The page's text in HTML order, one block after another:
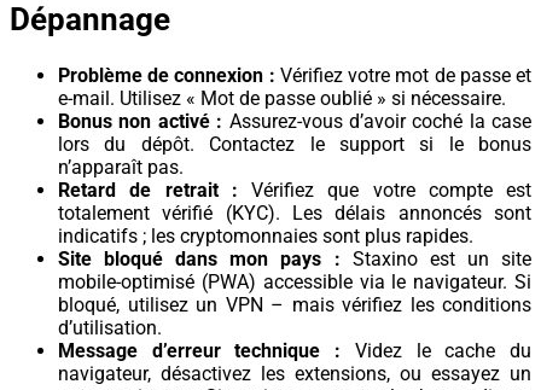
Dépannage
Problème de connexion : Vérifiez votre mot de passe et
e-mail. Utilisez « Mot de passe oublié » si nécessaire.
Bonus non activé : Assurez-vous d’avoir coché la case
lors du dépôt. Contactez le support si le bonus
n’apparaît pas.
Retard de retrait : Vérifiez que votre compte est
totalement vérifié (KYC). Les délais annoncés sont
indicatifs ; les cryptomonnaies sont plus rapides.
Site bloqué dans mon pays : Staxino est un site
mobile-optimisé (PWA) accessible via le navigateur. Si
bloqué, utilisez un VPN – mais vérifiez les conditions
d’utilisation.
Message d’erreur technique : Videz le cache du
navigateur, désactivez les extensions, ou essayez un